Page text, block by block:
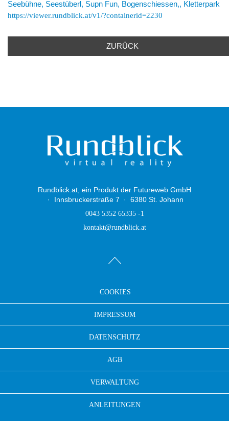
Seebühne, Seestüberl, Supn Fun, Bogenschiessen,, Kletterpark
https://viewer.rundblick.at/v1/?containerid=2230
ZURÜCK
Rundblick.at, ein Produkt der Futureweb GmbH
Innsbruckerstraße 7
6380 St. Johann
0043 5352 65335 -1
kontakt@rundblick.at
COOKIES
IMPRESSUM
DATENSCHUTZ
AGB
VERWALTUNG
ANLEITUNGEN